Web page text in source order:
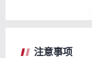
注意事项